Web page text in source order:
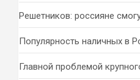
Решетников: россияне
Популярность наличных в
Главной проблемой